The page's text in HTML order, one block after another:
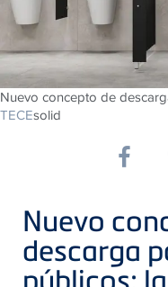
Nuevo concepto de
TECEsolid
Nuevo
descarga
públicos: